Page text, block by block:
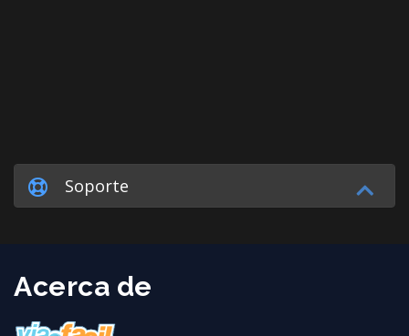
Soporte
Acerca de